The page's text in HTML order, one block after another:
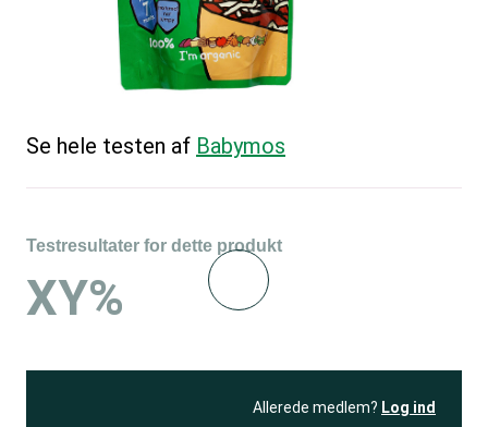
Se hele testen af Babymos
Testresultater for dette produkt
XY%
Allerede medlem? Log ind